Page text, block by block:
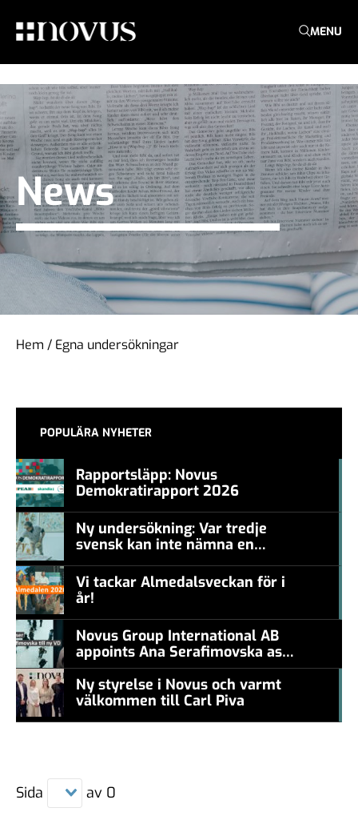
MENU
News
Hem / Egna undersökningar
POPULÄRA NYHETER
Rapportsläpp: Novus
Demokratirapport 2026
Ny undersökning: Var tredje
svensk kan inte nämna en
Vi tackar Almedalsveckan för i
år!
Novus Group International AB
appoints Ana Serafimovska as
new CEO
Ny styrelse i Novus och varmt
välkommen till Carl Piva
Sida av 0